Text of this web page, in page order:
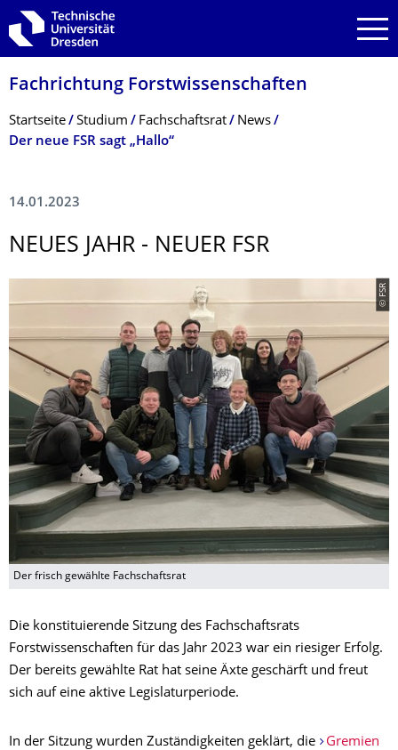
Zur Hauptnavigation springen
Zur Suche springen
Zum Inhalt springen
Fachrichtung Forstwissenschaf­ten
Breadcrumb-Menü
Startseite Studium Fachschaftsrat
News
Der neue FSR sagt „Hallo“
14.01.2023
NEUES JAHR - NEUER FSR
© FSR
Der frisch gewählte Fachschaftsrat
Die konstituierende Sitzung des Fachschaftsrats
Forstwissenschaften für das Jahr 2023 war ein riesiger Erfolg.
Der bereits gewählte Rat hat seine Äxte geschärft und freut
sich auf eine aktive Legislaturperiode.
In der Sitzung wurden Zuständigkeiten geklärt, die
Gremien